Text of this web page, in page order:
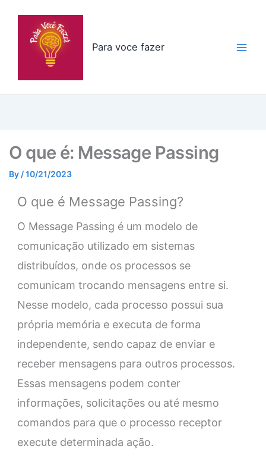
Para voce fazer
O que é: Message Passing
By /10/21/2023
O que é Message Passing?
O Message Passing é um modelo de
comunicação utilizado em sistemas
distribuídos, onde os processos se
comunicam trocando mensagens entre si.
Nesse modelo, cada processo possui sua
própria memória e executa de forma
independente, sendo capaz de enviar e
receber mensagens para outros processos.
Essas mensagens podem conter
informações, solicitações ou até mesmo
comandos para que o processo receptor
execute determinada ação.